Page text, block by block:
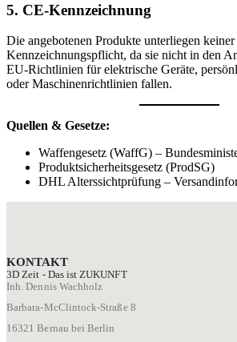
5. CE-Kennzeichnung
Die angebotenen Produkte unterliegen
Kennzeichnungspflicht, da sie nicht in den
EU-Richtlinien für elektrische Geräte,
oder Maschinenrichtlinien fallen.
Quellen & Gesetze:
Waffengesetz (WaffG) –
Produktsicherheitsgesetz (ProdSG)
DHL Alterssichtprüfung –
KONTAKT
3D Zeit - Das ist ZUKUNFT
Inh. Dennis Wachholz
Barbara-McClintock-Straße 8
16321 Bernau bei Berlin